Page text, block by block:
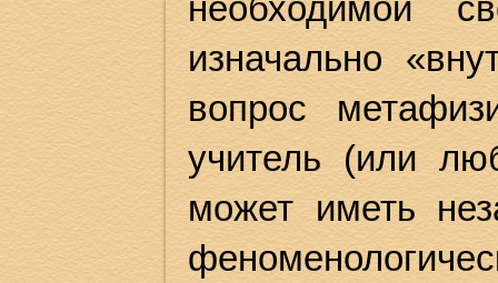
необходимой
изначально
вопрос
учитель (или
может иметь